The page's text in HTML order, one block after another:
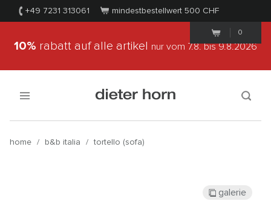
+49 7231 313061 mindestbestellwert 500 CHF
0
10% rabatt auf alle artikel nur vom 7.8.bis 9.8.2026
home / b&b italia / tortello (sofa)
galerie